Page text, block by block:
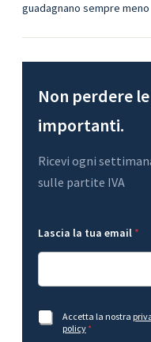
guadagnano sempre meno
Non perdere
importanti.
Ricevi ogni
sulle partite IVA
m
G
P
R
u
s
i
a
Lascia la tua email *
A
c
Accetta la nostra
policy*